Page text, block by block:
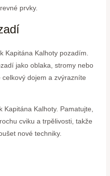
prvky.
Kapitána Kalhoty pozadím.
jako oblaka, stromy nebo
dojem a zvýrazníte
Kalhoty. Pamatujte,
cviku a trpělivosti, takže
nové techniky.